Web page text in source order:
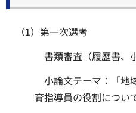
（1）第一次選考
書類審査（履歴書、
小論文テーマ：「地
育指導員の役割につい